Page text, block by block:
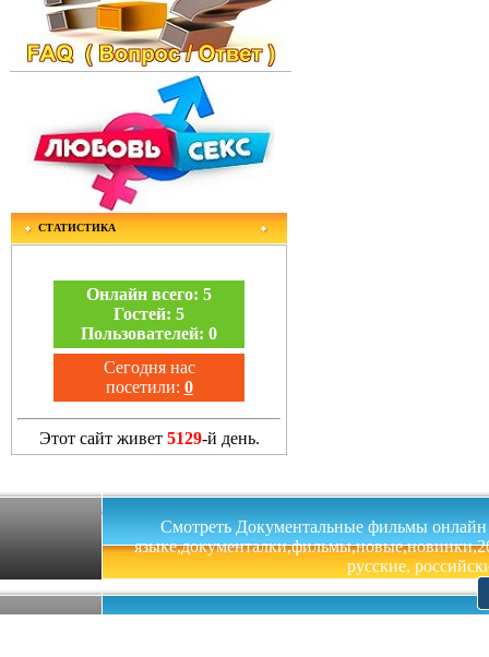
СТАТИСТИКА
Онлайн всего: 5
Гостей: 5
Пользователей: 0
Сегодня нас
посетили: 0
Этот сайт живет 5129-й день.
Смотреть Документальные фильмы онлайн
русские,